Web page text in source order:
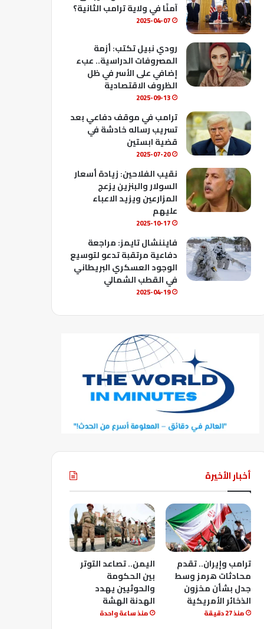
b
e
آمنًا في ولاية ترامب الثانية؟
2025-04-07
رودي نبيل تكتب: أزمة
المصروفات الدراسية.. عبء
إضافي على الأسر في ظل
الظروف الاقتصادية
2025-09-13
ترامب في موقف دفاعي بعد
تسريب رساله خادشة في
قضية ابستين
2025-07-20
نقيب الفلاحين: زيادة أسعار
السولار والبنزين يزعج
المزارعين ويزيد الاعباء
عليهم
2025-10-17
فايننشال تايمز: مراجعة
دفاعية مرتقبة تدعو لتوسيع
الوجود العسكري البريطاني
في القطب الشمالي
2025-04-19
أخبار الأخيرة
ترامب وإيران.. تقدم
محادثات هرمز وسط
جدل بشأن مخزون
الذخائر الأمريكية
منذ 27 دقيقة
اليمن.. تصاعد التوتر
بين الحكومة
والحوثيين يهدد
الهدنة الهشة
منذ ساعة واحدة